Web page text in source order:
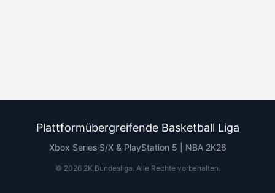
Plattformübergreifende Basketball Liga
Xbox Series S/X & PlayStation 5 | NBA 2K26
© 20262K Bundesliga. Alle Rechte vorbehalten.